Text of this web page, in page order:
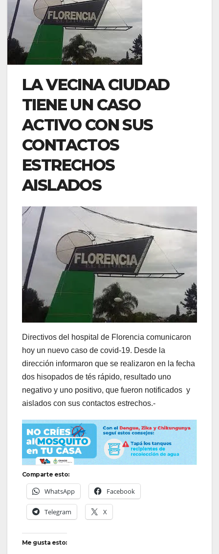
LA VECINA CIUDAD
TIENE UN CASO
ACTIVO CON SUS
CONTACTOS
ESTRECHOS
AISLADOS
Directivos del hospital de Florencia comunicaron
hoy un nuevo caso de covid-19. Desde la
dirección informaron que se realizaron en la fecha
dos hisopados de tés rápido, resultado uno
negativo y uno positivo, que fueron notificados y
aislados con sus contactos estrechos.-
Comparte esto:
WhatsApp Facebook
Telegram X
Me gusta esto: